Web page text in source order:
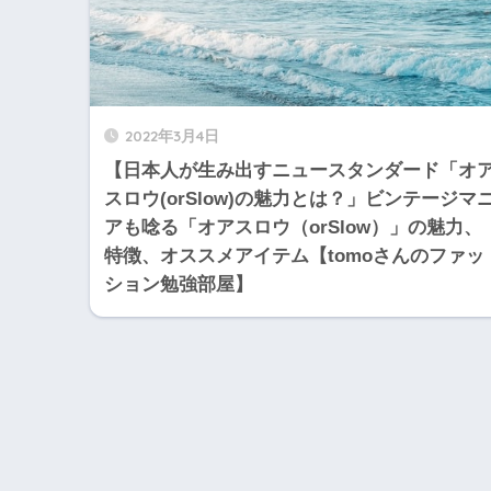
2022年3月4日
【日本人が生み出すニュースタンダード「オ
スロウ(orSlow)の魅力とは？」ビンテージマ
アも唸る「オアスロウ（orSlow）」の魅力、
特徴、オススメアイテム【tomoさんのファッ
ション勉強部屋】